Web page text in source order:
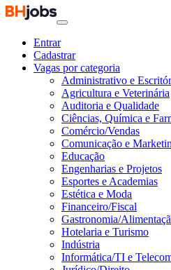
Entrar
Cadastrar
Vagas por categoria
Administrativo e
Agricultura e Veterinária
Auditoria e Qualidade
Ciências, Química e
Comércio/Vendas
Comunicação e
Educação
Engenharias e Projetos
Esportes e Academias
Estética e Moda
Financeiro/Fiscal
Gastronomia/
Hotelaria e Turismo
Indústria
Informática/TI e